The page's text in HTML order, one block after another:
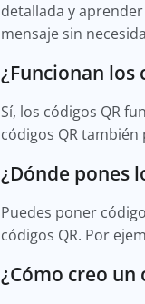
detallada y
mensaje sin
¿Funcionan los
Sí, los códigos QR
códigos QR
¿Dónde pones
Puedes poner
códigos QR. Por
¿Cómo creo un